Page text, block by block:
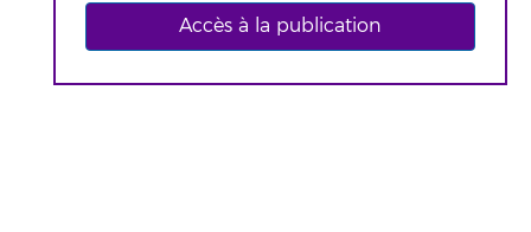
Accès à la publication